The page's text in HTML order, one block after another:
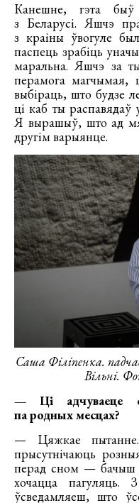
Канешне, гэта
з Беларусі. Яшчэ
з краіны ўвогуле
паспець зрабіць
маральна. Яшчэ за
перамога магчымая,
выбіраць, што будзе
ці каб ты распавядаў
Я вырашыў, што ад
другім варыянце.
Саша Філіпенка.
Вільні.
— Ці адчуваеце
па родных месцах?
— Цяжкае
прысутнічаюць
перад сном — бачыш
хочацца пагуляць.
ўсведамляеш, што